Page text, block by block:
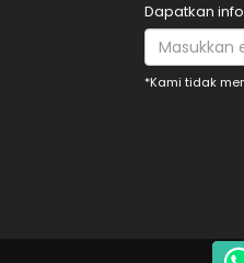
Dapatkan
*Kami tidak